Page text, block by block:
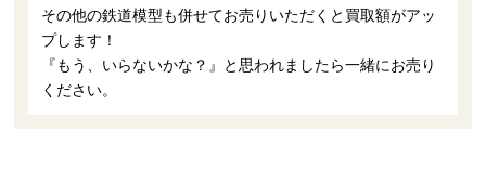
その他の鉄道模型も併せてお売りいただくと買取額がアッ
プします！
『もう、いらないかな？』と思われましたら一緒にお売り
ください。